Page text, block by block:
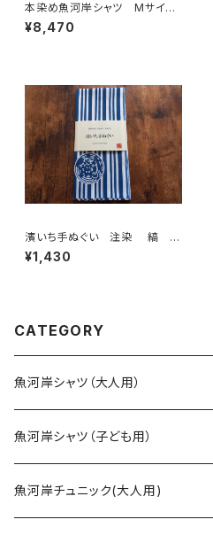
本染め魚河岸シャツ Mサイ
ズ 認定証付き 木綿晒 日本
製 伝統豆絞り柄×涼麻柄 水
ぬぐいシャツ 濱いちシャツ 焼
津 浜通り 港町
¥8,470
濱いち手ぬぐい 注染 縞 鰹
縞 伝統染色技法 特岡 綿1
00％ 浴衣生地 本染め 日
¥1,430
CATEGORY
魚河岸シャツ（大人用）
SSサイズ
Sサイズ
魚河岸シャツ（子ども用）
90cm
魚河岸チュニック(大人用)